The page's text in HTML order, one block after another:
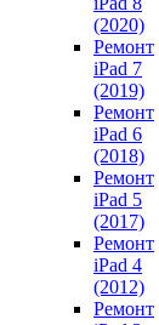
(2020)
Ремонт
iPad 7
(2019)
Ремонт
iPad 6
(2018)
Ремонт
iPad 5
(2017)
Ремонт
iPad 4
(2012)
Ремонт